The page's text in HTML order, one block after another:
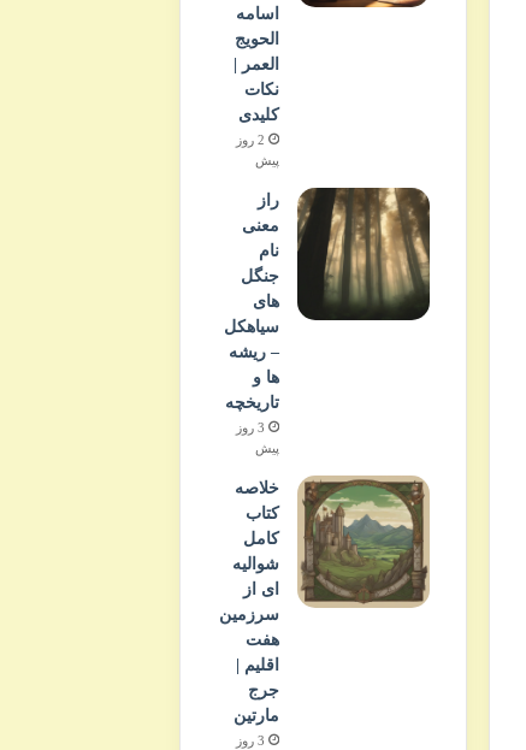
اسامه
الحویج
العمر |
نکات
کلیدی
2 روز
پیش
راز
معنی
نام
جنگل
های
سیاهکل
– ریشه
ها و
تاریخچه
3 روز
پیش
خلاصه
کتاب
کامل
شوالیه
ای از
سرزمین
هفت
اقلیم |
جرج
مارتین
3 روز